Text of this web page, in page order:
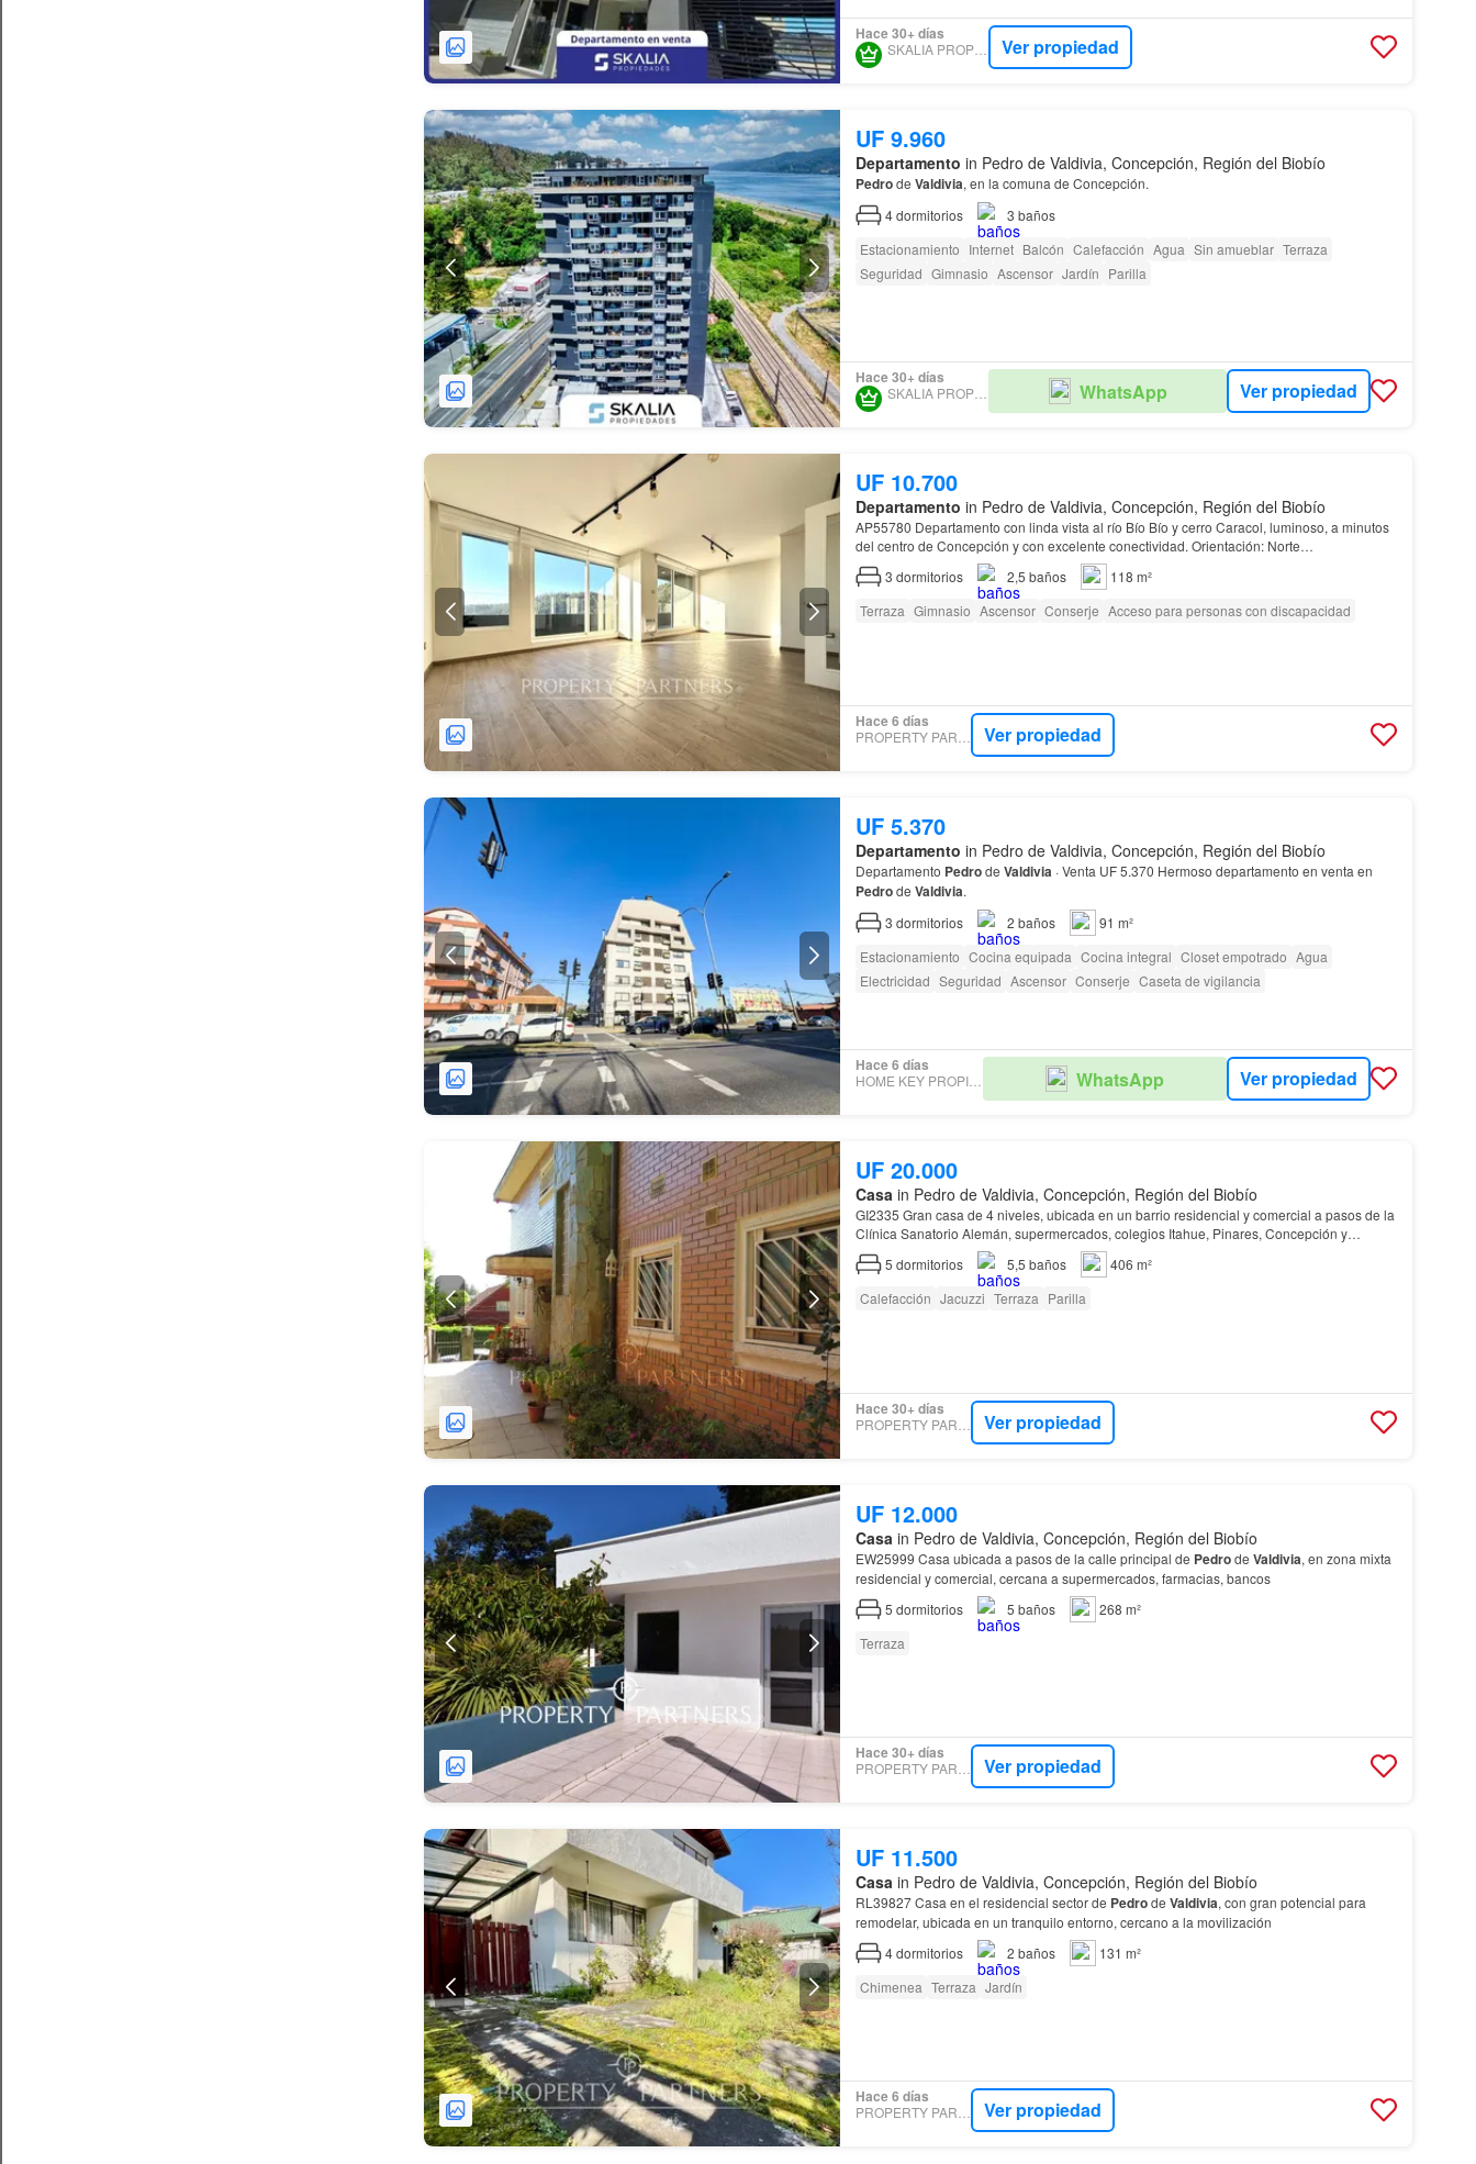
Hace 30+ días
SKALIA PROPIEDADES Ver propiedad
UF 9.960
Departamento in Pedro de Valdivia, Concepción, Región del Biobío
Pedrode Valdivia, en la comuna de Concepción.
4dormitorios 3 baños
Estacionamiento Internet Balcón Calefacción Agua Sin amueblar Terraza
Seguridad Gimnasio Ascensor Jardín Parilla
Hace 30+ días
SKALIA PROPIEDADES WhatsApp Ver propiedad
UF 10.700
Departamento in Pedro de Valdivia, Concepción, Región del Biobío
AP55780 Departamento con linda vista al río Bío Bío y cerro Caracol, luminoso, a minutos
del centro de Concepción y con excelente conectividad. Orientación: Norte…
3 dormitorios 2,5 baños
118 m²
Terraza Gimnasio Ascensor Conserje Acceso para personas con discapacidad
Hace 6 días
Ver propiedad
UF 5.370
Departamento in Pedro de Valdivia, Concepción, Región del Biobío
Departamento Pedrode Valdivia · Venta UF 5.370 Hermoso departamento en venta en
Pedrode Valdivia.
3 dormitorios 2 baños
91 m²
Estacionamiento Cocina equipada Cocina integral Closet empotrado Agua
Electricidad Seguridad Ascensor Conserje Caseta de vigilancia
Hace 6 días
HOME KEY PROPIEDADES WhatsApp Ver propiedad
UF 20.000
Casa in Pedro de Valdivia, Concepción, Región del Biobío
GI2335 Gran casa de 4 niveles, ubicada en un barrio residencial y comercial a pasos de la
Clínica Sanatorio Alemán, supermercados, colegios Itahue, Pinares, Concepción y
5 dormitorios 5,5 baños
406 m²
Calefacción Jacuzzi Terraza Parilla
Hace 30+ días
Ver propiedad
UF 12.000
Casa in Pedro de Valdivia, Concepción, Región del Biobío
EW25999 Casa ubicada a pasos de la calle principal de Pedrode Valdivia, en zona mixta
residencial y comercial, cercana a supermercados, farmacias, bancos
5 dormitorios 5 baños
268 m²
Terraza
Hace 30+ días
Ver propiedad
UF 11.500
Casa in Pedro de Valdivia, Concepción, Región del Biobío
RL39827 Casa en el residencial sector de Pedrode Valdivia, con gran potencial para
remodelar, ubicada en un tranquilo entorno, cercano a la movilización
4dormitorios 2 baños
131 m²
Chimenea Terraza Jardín
Hace 6 días
Ver propiedad